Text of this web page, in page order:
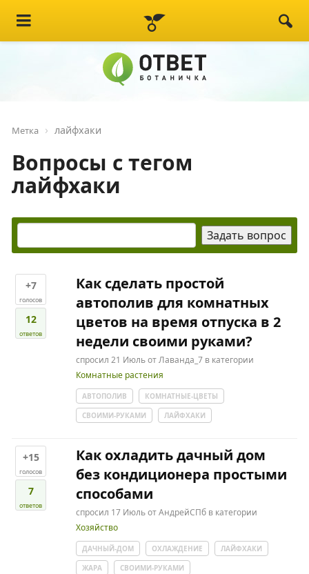
Метка лайфхаки
Вопросы с тегом
лайфхаки
+7
голосов
12
ответов
Как сделать простой
автополив для комнатных
цветов на время отпуска в 2
недели своими руками?
спросил 21 ИюльотЛаванда_7 в категории
Комнатные растения
АВТОПОЛИВ
КОМНАТНЫЕ-ЦВЕТЫ
СВОИМИ-РУКАМИ
ЛАЙФХАКИ
+15
голосов
7
ответов
Как охладить дачный дом
без кондиционера простыми
способами
спросил 17 ИюльотАндрейСПб в категории
Хозяйство
ДАЧНЫЙ-ДОМ ОХЛАЖДЕНИЕ
ЛАЙФХАКИ
ЖАРА
СВОИМИ-РУКАМИ